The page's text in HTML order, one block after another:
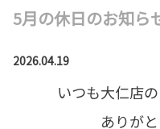
5月の休日のお知ら
2026.04.19
いつも大仁店
ありが